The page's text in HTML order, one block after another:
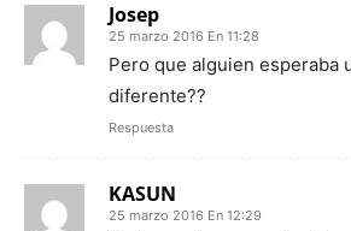
Josep
25 marzo 2016 En 11:28
Pero que alguien esperaba
diferente??
Respuesta
KASUN
25 marzo 2016 En 12:29